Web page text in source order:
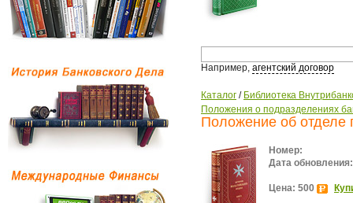
Например, агентский договор
Каталог / Библиотека
Положения о подразделениях
Положение об отделе
Номер:
Дата обновления:
Цена: 500